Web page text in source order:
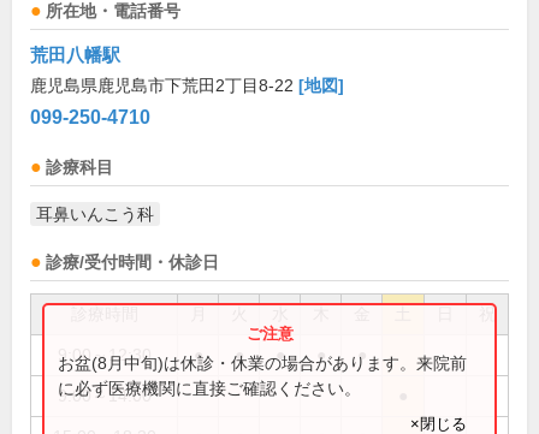
所在地・電話番号
荒田八幡駅
鹿児島県鹿児島市下荒田2丁目8-22 [地図]
099-250-4710
診療科目
耳鼻いんこう科
診療/受付時間・休診日
祝
9:00～12:30 ● ● ● ● ●
9:00～14:00
お盆(8月中旬)は休診・休業の場合があります。来院前
に必ず医療機関に直接ご確認ください。
×閉じる